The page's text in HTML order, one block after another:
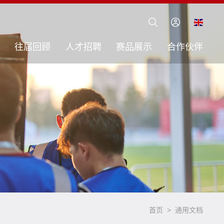
往届回顾 人才招聘 赛品展示 合作伙伴
首页 > 通用文档